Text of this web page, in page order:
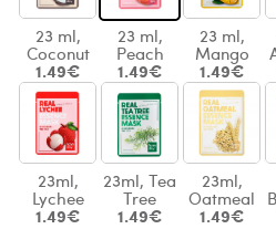
23 ml,
Coconut
1.49€
23 ml,
Peach
1.49€
23 ml,
Mango
1.49€
23ml,
Lychee
1.49€
23ml, Tea
Tree
1.49€
23ml,
Oatmeal
1.49€